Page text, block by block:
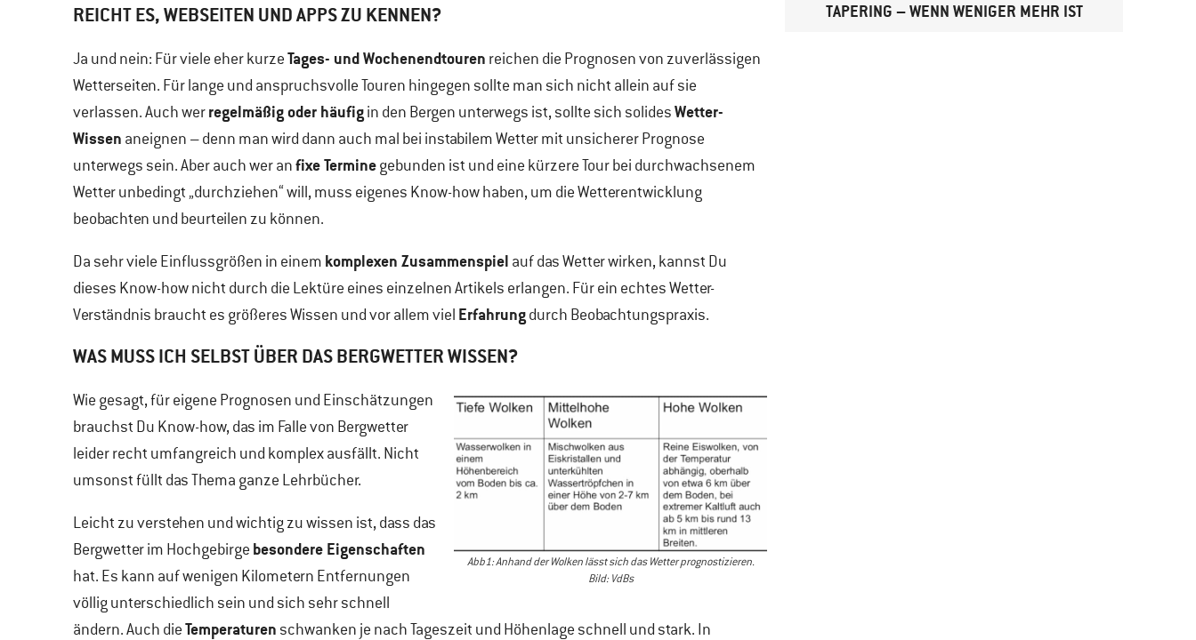
REICHT ES, WEBSEITEN UND APPS ZU KENNEN?
Ja und nein: Für viele eher kurzeTages- und Wochenendtouren reichen die Prognosen von zuverlässigen
Wetterseiten. Für lange und anspruchsvolle Touren hingegen sollte man sich nicht allein auf sie
verlassen. Auch werregelmäßig oder häufigin den Bergen unterwegs ist, sollte sich solidesWetter-
Wissen aneignen – denn man wird dann auch mal bei instabilem Wetter mit unsicherer Prognose
unterwegs sein. Aber auch wer anfixe Terminegebunden ist und eine kürzere Tour bei durchwachsenem
Wetter unbedingt „durchziehen“ will, muss eigenes Know-how haben, um die Wetterentwicklung
beobachten und beurteilen zu können.
Da sehr viele Einflussgrößen in einem komplexen Zusammenspiel auf das Wetter wirken, kannst Du
dieses Know-how nicht durch die Lektüre eines einzelnen Artikels erlangen. Für ein echtes Wetter-
Verständnis braucht es größeres Wissen und vor allem viel Erfahrungdurch Beobachtungspraxis.
WAS MUSS ICH SELBST ÜBER DAS BERGWETTER WISSEN?
Abb1: Anhand der Wolken lässt sich das Wetter prognostizieren.
Bild: VdBs
Wie gesagt, für eigene Prognosen und Einschätzungen
brauchst Du Know-how, das im Falle von Bergwetter
leider recht umfangreich und komplex ausfällt. Nicht
umsonst füllt das Thema ganze Lehrbücher.
Leicht zu verstehen und wichtig zu wissen ist, dass das
Bergwetter im Hochgebirge besondere Eigenschaften
hat. Es kann auf wenigen Kilometern Entfernungen
völlig unterschiedlich sein und sich sehr schnell
ändern. Auch dieTemperaturen schwanken je nach Tageszeit und Höhenlage schnell und stark. In
TAPERING – WENN WENIGER MEHR IST